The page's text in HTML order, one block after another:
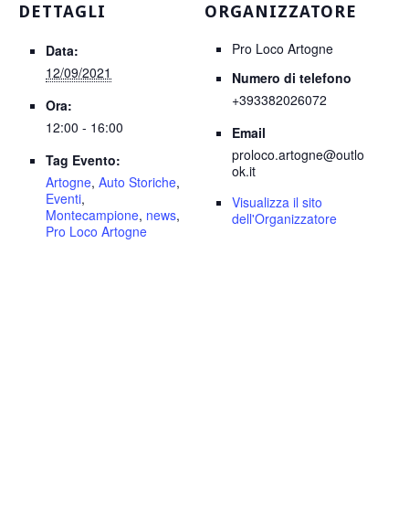
DETTAGLI
Data:
12/09/2021
Ora:
12:00 - 16:00
Tag Evento:
Artogne, Auto Storiche,
Eventi,
Montecampione, news,
Pro Loco Artogne
ORGANIZZATORE
Pro Loco Artogne
Numero di telefono
+393382026072
Email
proloco.artogne@outlo
ok.it
Visualizza il sito
dell'Organizzatore